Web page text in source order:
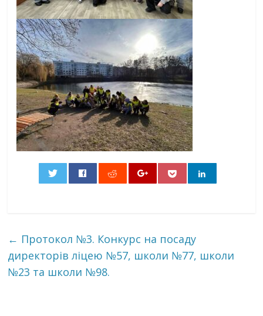
← Протокол №3. Конкурс на посаду
директорів ліцею №57, школи №77, школи
№23 та школи №98.